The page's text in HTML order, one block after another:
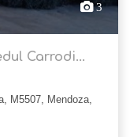
3
Carrodi...
M5507, Mendoza,